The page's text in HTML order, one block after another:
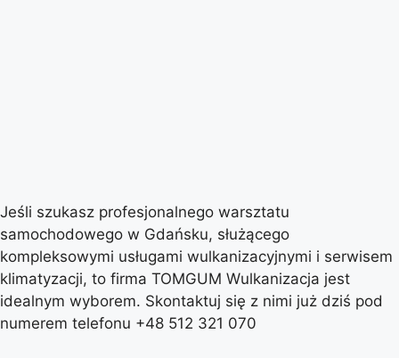
Jeśli szukasz profesjonalnego warsztatu
samochodowego w Gdańsku, służącego
kompleksowymi usługami wulkanizacyjnymi i serwisem
klimatyzacji, to firma TOMGUM Wulkanizacja jest
idealnym wyborem. Skontaktuj się z nimi już dziś pod
numerem telefonu +48 512 321 070